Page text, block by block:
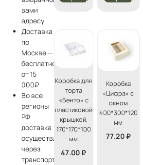
вами
адресу
Доставка
по
Москве —
бесплатно
от 15
000₽
Во все
регионы
РФ
доставка
осуществляется
через
транспортные
Коробка для
торта
«Бенто» с
пластиковой
крышкой,
170*170*100
мм
47.00 ₽
Коробка
«Цифра» с
окном
400*300*120
мм
77.20 ₽